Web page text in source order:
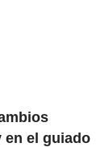
en el guiado